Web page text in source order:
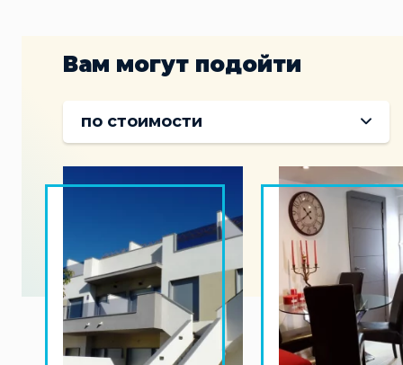
Вам могут подойти
по стоимости